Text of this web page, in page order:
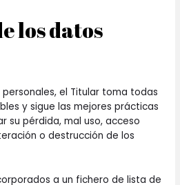
los datos
el Titular toma todas
y sigue las mejores prácticas
su pérdida, mal uso, acceso
o destrucción de los
a un fichero de lista de